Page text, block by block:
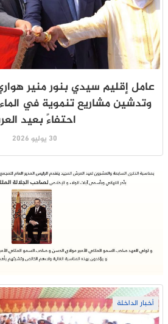
عامل إقليم سيدي بنور منير
وتدشين مشاريع تنموية في الماء
احتفاءً بعيد
30 يوليو 2026
أخبار الداخلة